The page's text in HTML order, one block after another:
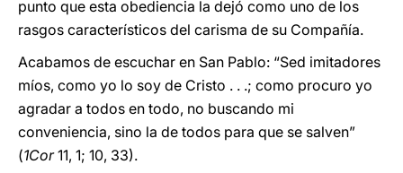
punto que esta obediencia la dejó como uno de los
rasgos característicos del carisma de su Compañía.
Acabamos de escuchar en San Pablo: “Sed imitadores
míos, como yo lo soy de Cristo . . .; como procuro yo
agradar a todos en todo, no buscando mi
conveniencia, sino la de todos para que se salven”
(1Cor11, 1; 10, 33).